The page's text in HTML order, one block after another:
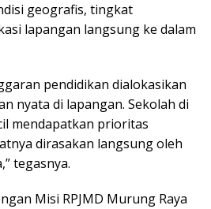
geografis, tingkat
lapangan langsung ke dalam
pendidikan dialokasikan
nyata di lapangan. Sekolah di
mendapatkan prioritas
dirasakan langsung oleh
tegasnya.
Misi RPJMD Murung Raya